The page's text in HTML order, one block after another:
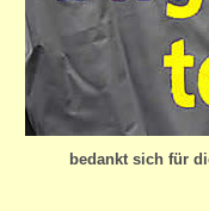
bedankt sich für